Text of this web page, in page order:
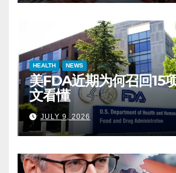
HEALTH NEWS
美FDA近期为何召回15
文看懂
JULY 9, 2026